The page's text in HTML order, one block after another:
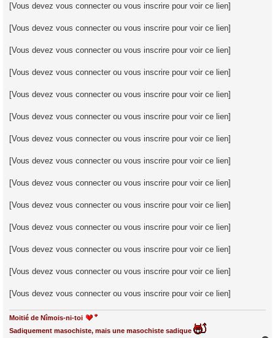
[Vous devez vous connecter ou vous inscrire pour voir ce lien]
[Vous devez vous connecter ou vous inscrire pour voir ce lien]
[Vous devez vous connecter ou vous inscrire pour voir ce lien]
[Vous devez vous connecter ou vous inscrire pour voir ce lien]
[Vous devez vous connecter ou vous inscrire pour voir ce lien]
[Vous devez vous connecter ou vous inscrire pour voir ce lien]
[Vous devez vous connecter ou vous inscrire pour voir ce lien]
[Vous devez vous connecter ou vous inscrire pour voir ce lien]
[Vous devez vous connecter ou vous inscrire pour voir ce lien]
[Vous devez vous connecter ou vous inscrire pour voir ce lien]
[Vous devez vous connecter ou vous inscrire pour voir ce lien]
[Vous devez vous connecter ou vous inscrire pour voir ce lien]
[Vous devez vous connecter ou vous inscrire pour voir ce lien]
[Vous devez vous connecter ou vous inscrire pour voir ce lien]
Moitié de Nîmois-ni-toi
Sadiquement masochiste, mais une masochiste sadique